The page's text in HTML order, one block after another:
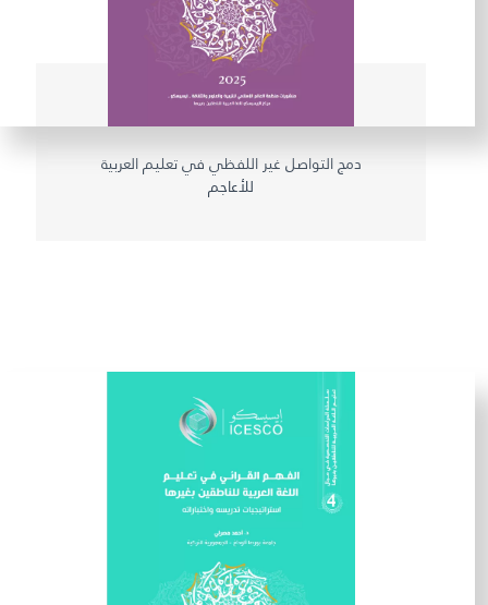
دمج التواصل غير اللفظي في تعليم العربية
للأعاجم